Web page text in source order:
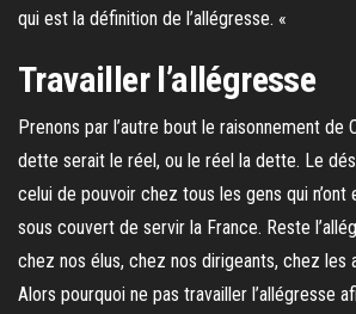
qui est la définition de l’allégresse. «
Travailler l’allégresse
Prenons par l’autre bout le raisonnement de
dette serait le réel, ou le réel la dette. Le
celui de pouvoir chez tous les gens qui n’ont
sous couvert de servir la France. Reste
chez nos élus, chez nos dirigeants, chez les
Alors pourquoi ne pas travailler l’allégresse